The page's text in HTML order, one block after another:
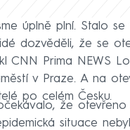
úplně plní. Stalo se
dozvěděli, že se
CNN Prima NEWS
v Praze. A na
po celém Česku.
že
situace